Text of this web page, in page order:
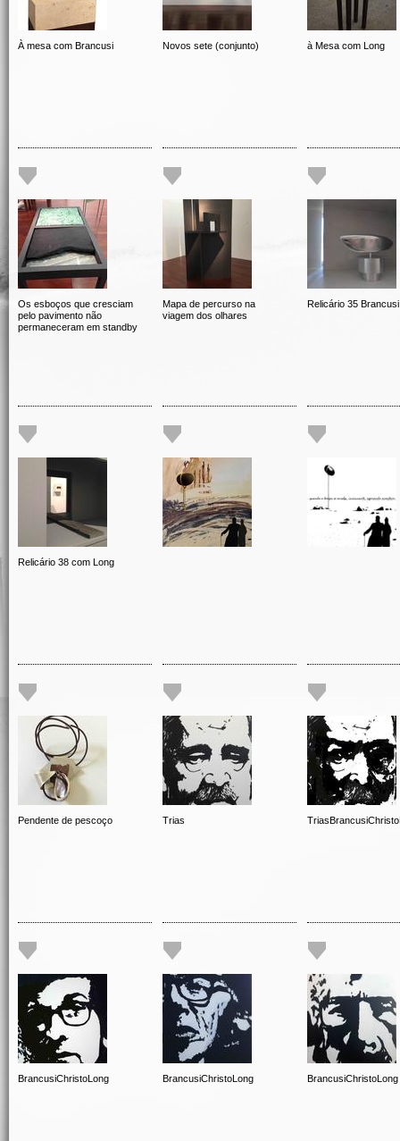
À mesa com Brancusi Novos sete (conjunto) à Mesa com Long
Os esboços que cresciam
pelo pavimento não
permaneceram em standby
Mapa de percurso na
viagem dos olhares
Relicário 35 Brancusi
Relicário 38 com Long
Pendente de pescoço Trias
BrancusiChristoLong BrancusiChristoLong BrancusiChristoLong